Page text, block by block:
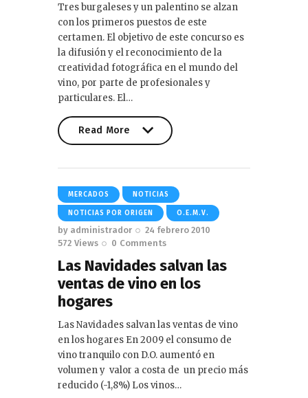
Tres burgaleses y un palentino se alzan
con los primeros puestos de este
certamen. El objetivo de este concurso es
la difusión y el reconocimiento de la
creatividad fotográfica en el mundo del
vino, por parte de profesionales y
particulares. El…
Read More
MERCADOS NOTICIAS
NOTICIAS POR ORIGEN O.E.M.V.
by administrador
24 febrero 2010
572 Views 0 Comments
Las Navidades salvan las
ventas de vino en los
hogares
Las Navidades salvan las ventas de vino
en los hogares En 2009 el consumo de
vino tranquilo con D.O. aumentó en
volumen y valor a costa de un precio más
reducido (-1,8%) Los vinos…